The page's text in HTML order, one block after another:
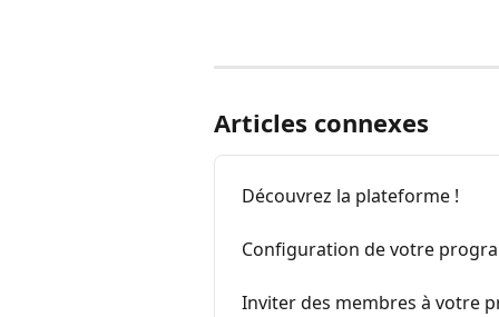
Articles connexes
Découvrez la plateforme !
Configuration de votre
Inviter des membres à votre